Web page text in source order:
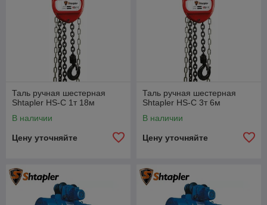
Таль ручная шестерная
Shtapler HS-C 1т 18м
В наличии
Цену уточняйте
Таль ручная шестерная
Shtapler HS-C 3т 6м
В наличии
Цену уточняйте